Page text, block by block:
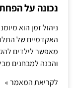
נכונה על
ניהול זמן הוא
האקדמיים של
מאפשר לילדים
והכנה למבחנים
לקריאת המאמר »